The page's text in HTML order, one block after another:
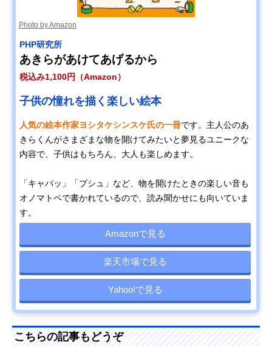
Photo by Amazon
PHP研究所
あきらがあけてあげるから
税込み1,100円（Amazon）
子供の憧れを描く楽しい絵本
人気の絵本作家ヨシタケシンスケ氏の一冊です。主人公のあ
きらくんがさまざまな物を開けてみたいと夢見るユニークな
内容で、子供はもちろん、大人も楽しめます。
「キャパッ」「プシュ」など、物を開けたときの楽しい音も
オノマトペで書かれているので、読み聞かせにも向いていま
す。
Amazonで見る
楽天市場で見る
Yahoo!で見る
こちらの記事もどうぞ